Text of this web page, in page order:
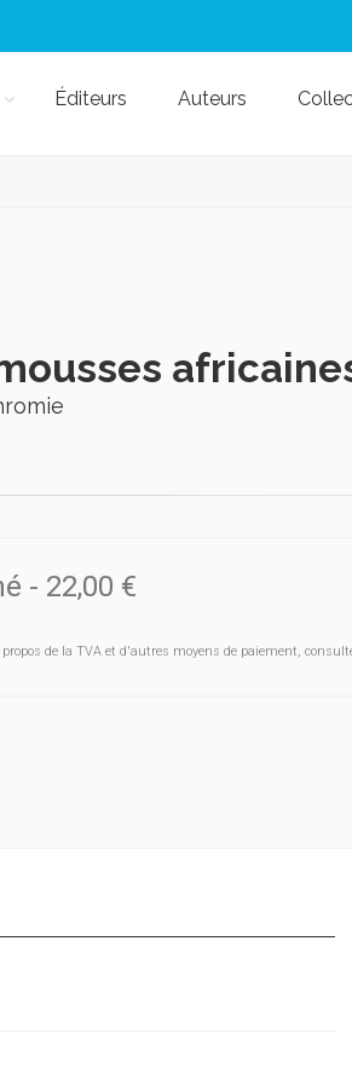
Éditeurs Auteurs
- 22,00 €
de la TVA et d'autres moyens de paiement,